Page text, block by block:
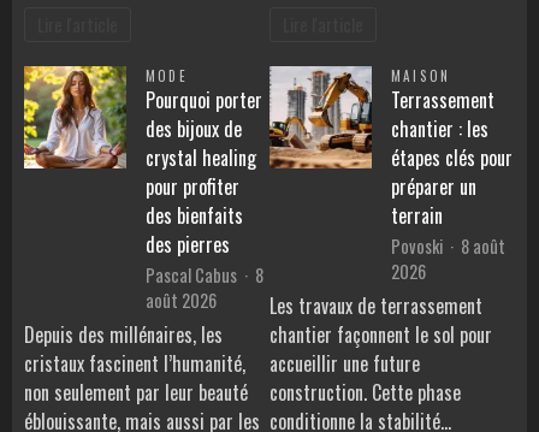
MODE
Pourquoi porter
des bijoux de
crystal healing
pour profiter
des bienfaits
des pierres
Pascal Cabus
8
août 2026
Depuis des millénaires, les
cristaux fascinent l’humanité,
non seulement par leur beauté
éblouissante, mais aussi par les
MAISON
Terrassement
chantier : les
étapes clés pour
préparer un
terrain
Povoski
8 août
2026
Les travaux de terrassement
chantier façonnent le sol pour
accueillir une future
construction. Cette phase
conditionne la stabilité…